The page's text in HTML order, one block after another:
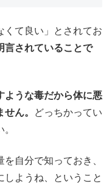
くて良い」とされてお
言されていることで
ような毒だから体に悪
ん。
どっちかってい
自分で知っておき、
しようね、ということ